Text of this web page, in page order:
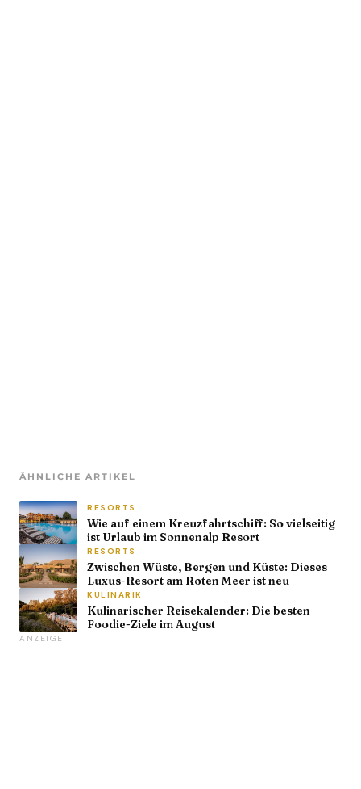
ÄHNLICHE ARTIKEL
RESORTS
Wie auf einem Kreuzfahrtschiff: So vielseitig
ist Urlaub im Sonnenalp Resort
RESORTS
Zwischen Wüste, Bergen und Küste: Dieses
Luxus-Resort am Roten Meer ist neu
KULINARIK
Kulinarischer Reisekalender: Die besten
Foodie-Ziele im August
ANZEIGE